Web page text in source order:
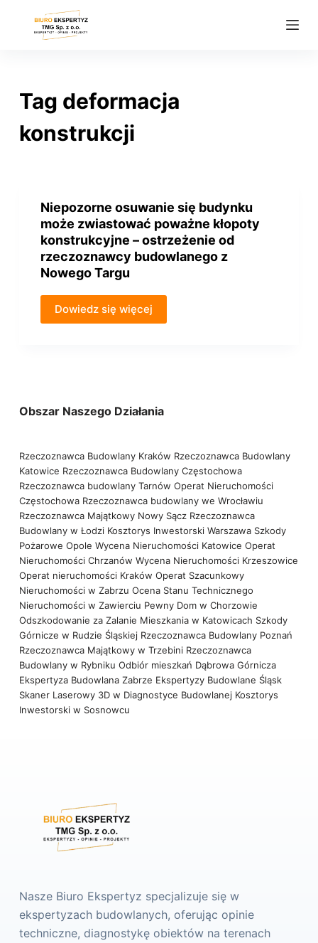
Tag deformacja
konstrukcji
Niepozorne osuwanie się budynku
może zwiastować poważne kłopoty
konstrukcyjne – ostrzeżenie od
rzeczoznawcy budowlanego z
Nowego Targu
Dowiedz się więcej
Obszar Naszego Działania
Rzeczoznawca Budowlany Kraków Rzeczoznawca Budowlany
Katowice Rzeczoznawca Budowlany Częstochowa
Rzeczoznawca budowlany Tarnów Operat Nieruchomości
Częstochowa Rzeczoznawca budowlany we Wrocławiu
Rzeczoznawca Majątkowy Nowy Sącz Rzeczoznawca
Budowlany w Łodzi Kosztorys Inwestorski Warszawa Szkody
Pożarowe Opole Wycena Nieruchomości Katowice Operat
Nieruchomości Chrzanów Wycena Nieruchomości Krzeszowice
Operat nieruchomości Kraków Operat Szacunkowy
Nieruchomości w Zabrzu Ocena Stanu Technicznego
Nieruchomości w Zawierciu Pewny Dom w Chorzowie
Odszkodowanie za Zalanie Mieszkania w Katowicach Szkody
Górnicze w Rudzie Śląskiej Rzeczoznawca Budowlany Poznań
Rzeczoznawca Majątkowy w Trzebini Rzeczoznawca
Budowlany w Rybniku Odbiór mieszkań Dąbrowa Górnicza
Ekspertyza Budowlana Zabrze Ekspertyzy Budowlane Śląsk
Skaner Laserowy 3D w Diagnostyce Budowlanej Kosztorys
Inwestorski w Sosnowcu
Nasze Biuro Ekspertyz specjalizuje się w
ekspertyzach budowlanych, oferując opinie
techniczne, diagnostykę obiektów na terenach